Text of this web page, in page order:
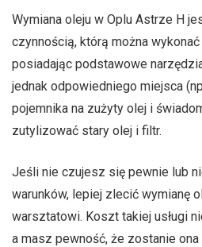
Wymiana oleju w Oplu Astrze H
czynnością, którą można
posiadając podstawowe
jednak odpowiedniego miejsca
pojemnika na zużyty olej i
zutylizować stary olej i filtr.
Jeśli nie czujesz się pewnie lub
warunków, lepiej zlecić wymianę
warsztatowi. Koszt takiej usługi
a masz pewność, że zostanie ona